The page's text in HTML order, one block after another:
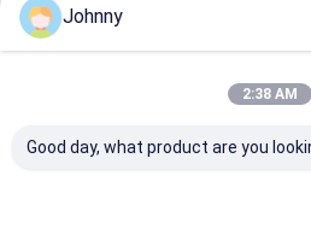
Johnny
2:38 AM
Good day, what product are you